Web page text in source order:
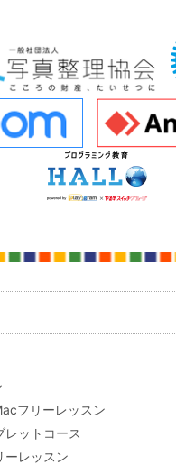
フリーレッスン
レットコース
ーレッスン